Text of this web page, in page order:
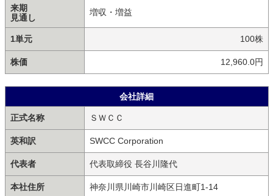
来期
見通し
増収・増益
1単元 100株
株価 12,960.0円
会社詳細
正式名称 ＳＷＣＣ
英和訳 SWCC Corporation
代表者 代表取締役 長谷川隆代
本社住所 神奈川県川崎市川崎区日進町1-14